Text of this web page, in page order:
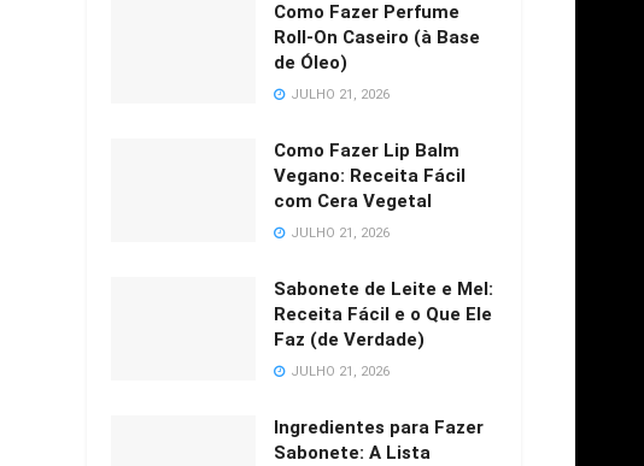
Como Fazer Perfume
Roll-On Caseiro (à Base
de Óleo)
JULHO 21, 2026
Como Fazer Lip Balm
Vegano: Receita Fácil
com Cera Vegetal
JULHO 21, 2026
Sabonete de Leite e Mel:
Receita Fácil e o Que Ele
Faz (de Verdade)
JULHO 21, 2026
Ingredientes para Fazer
Sabonete: A Lista